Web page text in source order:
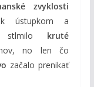
zvyklosti
k ústupkom a
stlmilo kruté
no len čo
začalo prenikať